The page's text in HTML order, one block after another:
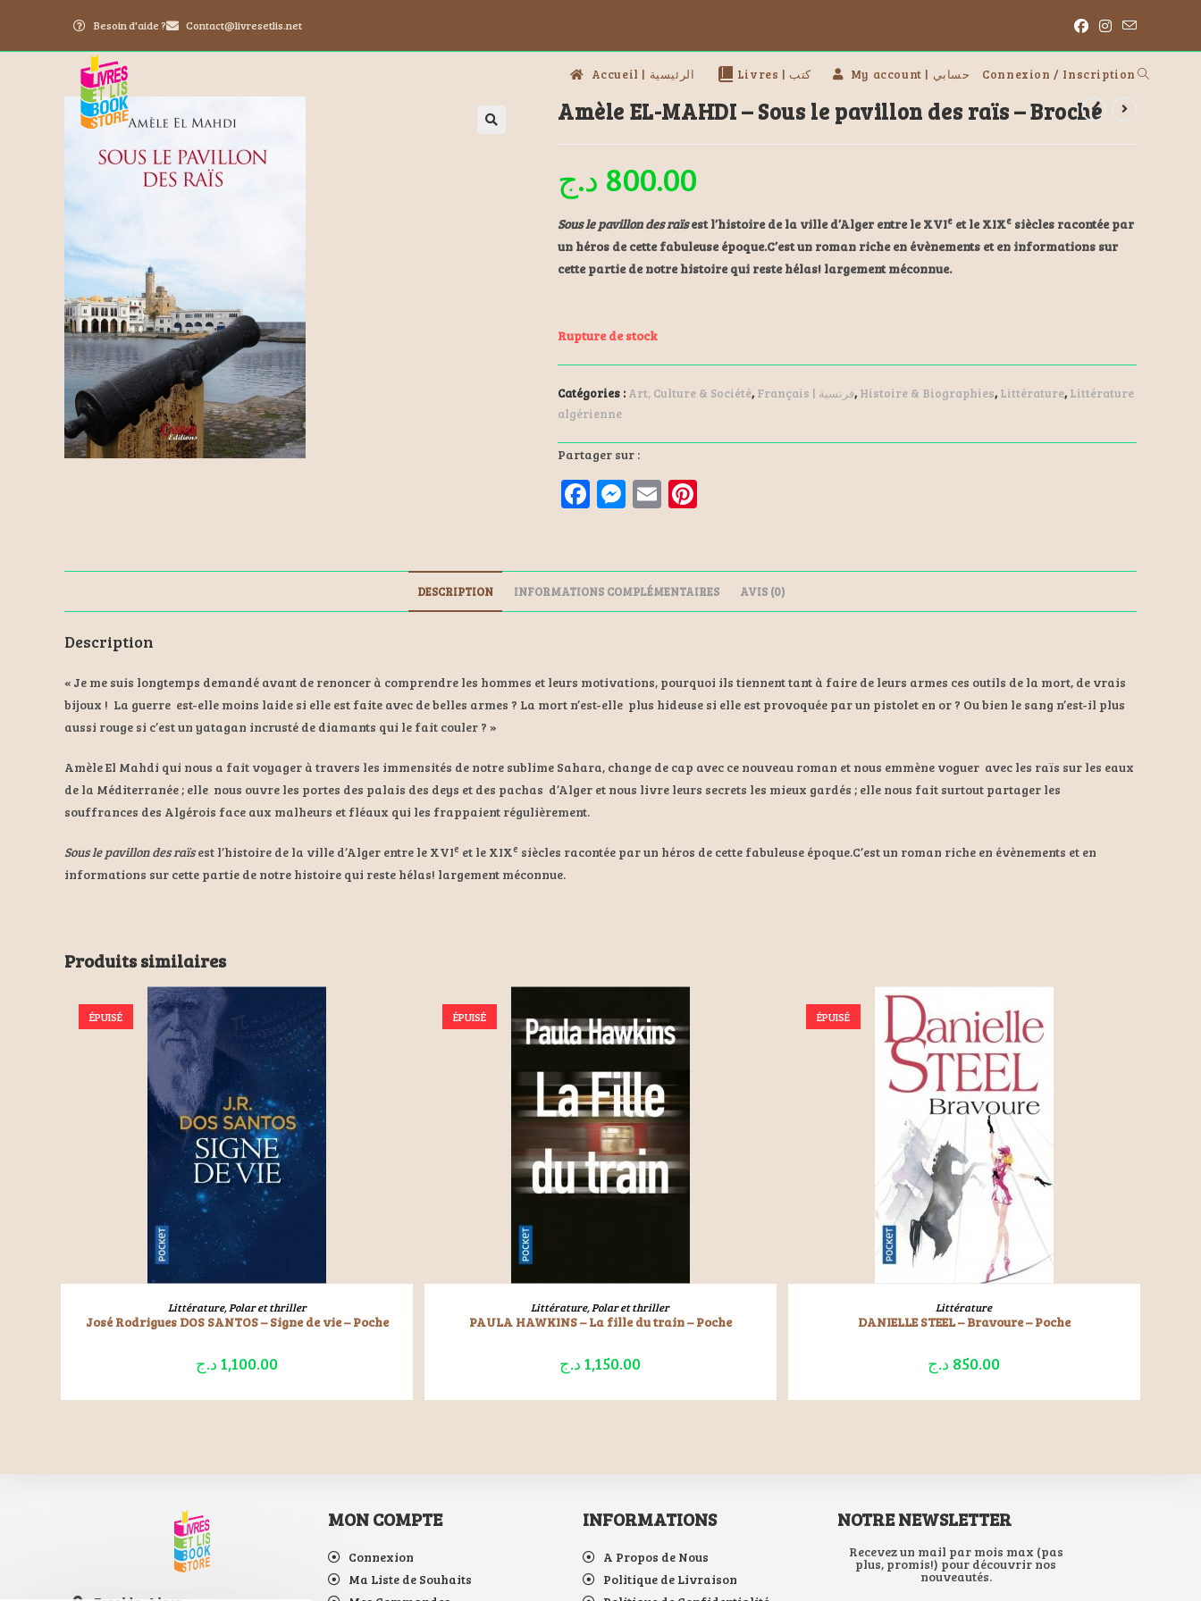
Besoin d'aide ? Contact@livresetlis.net
Accueil | الرئيسية Livres | كتب My account | حسابي Connexion / Inscription
Amèle EL-MAHDI – Sous le pavillon des raïs – Broché
800.00 د.ج
Sous le pavillon des raïsest l’histoire de la ville d’Alger entre le XVIe et le XIXe siècles racontée par
un héros de cette fabuleuse époque.C’est un roman riche en évènements et en informations sur
cette partie de notre histoire qui reste hélas! largement méconnue.
Rupture de stock
Catégories : Art, Culture & Société, Français | فرنسية, Histoire & Biographies, Littérature, Littérature
algérienne
Partager sur :
F
b
o
M
n
ge
E
l es
t
DESCRIPTION INFORMATIONS COMPLÉMENTAIRES AVIS (0)
Description
« Je me suis longtemps demandé avant de renoncer à comprendre les hommes et leurs motivations, pourquoi ils tiennent tant à faire de leurs armes ces outils de la mort, de vrais
bijoux ! La guerre est-elle moins laide si elle est faite avec de belles armes ? La mort n’est-elle plus hideuse si elle est provoquée par un pistolet en or ? Ou bien le sang n’est-il plus
aussi rouge si c’est un yatagan incrusté de diamants qui le fait couler ? »
Amèle El Mahdi qui nous a fait voyager à travers les immensités de notre sublime Sahara, change de cap avec ce nouveau roman et nous emmène voguer avec les raïs sur les eaux
de la Méditerranée ; elle nous ouvre les portes des palais des deys et des pachas d’Alger et nous livre leurs secrets les mieux gardés ; elle nous fait surtout partager les
souffrances des Algérois face aux malheurs et fléaux qui les frappaient régulièrement.
Sous le pavillon des raïsest l’histoire de la ville d’Alger entre le XVIe et le XIXe siècles racontée par un héros de cette fabuleuse époque.C’est un roman riche en évènements et en
informations sur cette partie de notre histoire qui reste hélas! largement méconnue.
Produits similaires
ÉPUISÉ
LIRE LA SUITE
Littérature,Polar et thriller
José Rodrigues DOS SANTOS – Signe de vie – Poche
1,100.00 د.ج
ÉPUISÉ
LIRE LA SUITE
Littérature,Polar et thriller
PAULA HAWKINS – La fille du train – Poche
1,150.00 د.ج
ÉPUISÉ
LIRE LA SUITE
Littérature
DANIELLE STEEL – Bravoure – Poche
850.00 د.ج
MON COMPTE
Connexion
Ma Liste de Souhaits
INFORMATIONS
A Propos de Nous
Politique de Livraison
NOTRE NEWSLETTER
Recevez un mail par mois max (pas
plus, promis!) pour découvrir nos
nouveautés.